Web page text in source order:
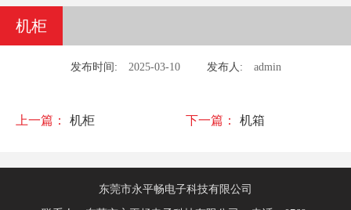
机柜
发布时间: 2025-03-10 发布人: admin
上一篇： 机柜 下一篇： 机箱
东莞市永平畅电子科技有限公司